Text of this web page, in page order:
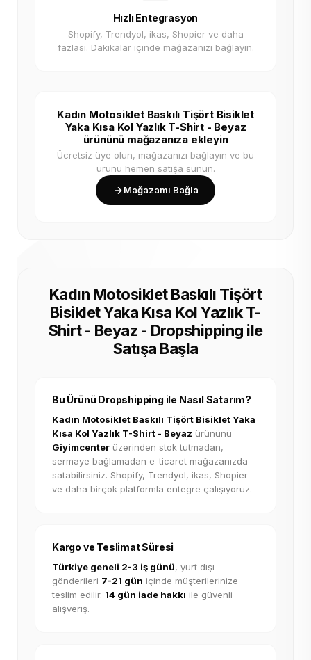
Hızlı Entegrasyon
Shopify, Trendyol, ikas, Shopier ve daha
fazlası. Dakikalar içinde mağazanızı bağlayın.
Kadın Motosiklet Baskılı Tişört Bisiklet
Yaka Kısa Kol Yazlık T-Shirt - Beyaz
ürününü mağazanıza ekleyin
Ücretsiz üye olun, mağazanızı bağlayın ve bu
ürünü hemen satışa sunun.
Mağazamı Bağla
Kadın Motosiklet Baskılı Tişört
Bisiklet Yaka Kısa Kol Yazlık T-
Shirt - Beyaz - Dropshipping ile
Satışa Başla
Bu Ürünü Dropshipping ile Nasıl Satarım?
Kadın Motosiklet Baskılı Tişört Bisiklet Yaka
Kısa Kol Yazlık T-Shirt - Beyaz ürününü
Giyimcenter üzerinden stok tutmadan,
sermaye bağlamadan e-ticaret mağazanızda
satabilirsiniz. Shopify, Trendyol, ikas, Shopier
ve daha birçok platformla entegre çalışıyoruz.
Kargo ve Teslimat Süresi
Türkiye geneli 2-3 iş günü, yurt dışı
gönderileri 7-21 gün içinde müşterilerinize
teslim edilir. 14 gün iade hakkı ile güvenli
alışveriş.